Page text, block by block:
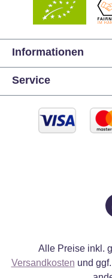
Informationen
Service
Alle Preise inkl.
Versandkosten und